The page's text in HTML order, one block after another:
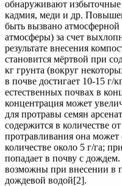
обнаруживают
кадмия, меди и др.
быть вызвано
атмосферы) за счет
результате внесения
становится мёртвой при
кг грунта (вокруг
в почве достигает 10-15
естественных почвах в
концентрация может
для протравы семян
содержится в количестве
протравливания она может
количестве около 5 г/га;
попадает в почву с
возможны при внесении в
дождевой водой[2].